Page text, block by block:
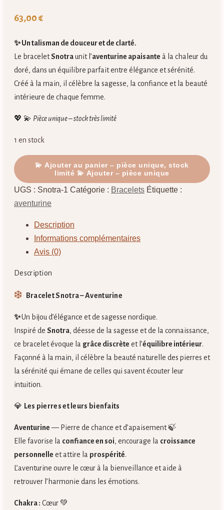
63,00 €
✨ Un talisman de douceur et de clarté.
Le braceletSnotraunit l’aventurine apaisante à la chaleur du
doré, dans un équilibre parfait entre élégance et sérénité.
Créé à la main, il célèbre la sagesse, la confiance et la beauté
intérieure de chaque femme.
💖 💫 Pièce unique – stock très limité
1 en stock
quantité
de
Snotra
-
Aventurine
Amour
Patience
💫 Ajouter au panier – pièce unique, stock
limité
UGS : Snotra-1 Catégorie : Bracelets Étiquette :
aventurine
Description
Informations complémentaires
Avis (0)
Description
❄️ Bracelet Snotra – Aventurine
✨Un bijou d’élégance et de sagesse nordique.
Inspiré de Snotra, déesse de la sagesse et de la connaissance,
ce bracelet évoque la grâce discrète et l’équilibre intérieur.
Façonné à la main, il célèbre la beauté naturelle des pierres et
la sérénité qui émane de celles qui savent écouter leur
intuition.
💎 Les pierres et leurs bienfaits
Aventurine— Pierre de chance et d’apaisement 🍃
Elle favorise la confiance en soi, encourage la croissance
personnelle et attire la prospérité.
L’aventurine ouvre le cœur à la bienveillance et aide à
retrouver l’harmonie dans les émotions.
Chakra : Cœur 💚